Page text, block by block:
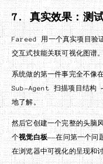
7. 真实效果：测
Fareed 用一个真实项目验
交互式技能关联可视化图谱。
系统做的第一件事完全不像
Sub-Agent 扫描项目结构
地了解。
然后它创建一个完整的头脑
个视觉白板——在问第一个问
在浏览器中可视化的呈现和